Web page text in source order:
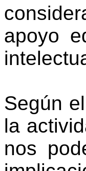
apoyo
Según
la
nos